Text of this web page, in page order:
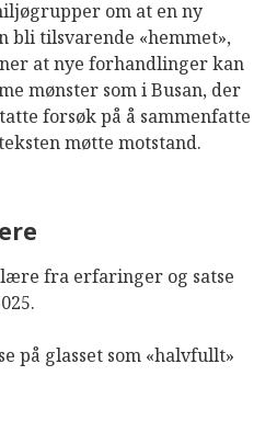
om at en ny
bli tilsvarende «hemmet»,
at nye forhandlinger kan
mønster som i Busan, der
forsøk på å sammenfatte
møtte motstand.
fra erfaringer og satse
på glasset som «halvfullt»